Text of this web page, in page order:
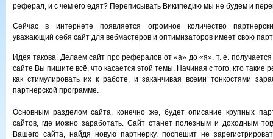
реферал, и с чем его едят? Переписывать Википедию мы не будем и
Сейчас в интернете появляется огромное количество
уважающий себя сайт для вебмастеров и оптимизаторов имеет свою
Идея такова. Делаем сайт про рефералов от «а» до «я», т. е.
сайте Вы пишите всё, что касается этой темы. Начиная с того, кто такие
как стимулировать их к работе, и заканчивая всеми тонкостями
партнерской программе.
Основным разделом сайта, конечно же, будет описание крупных
сайтов, где можно заработать. Сайт станет полезным и доходным
Вашего сайта, найдя новую партнерку, поспешит не